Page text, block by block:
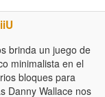
brinda un juego de
minimalista en el
bloques para
Danny Wallace nos